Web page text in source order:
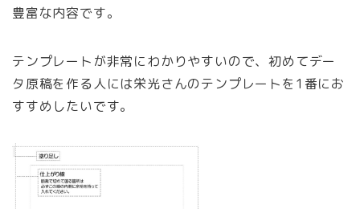
豊富な内容です。
テンプレートが非常にわかりやすいので、初めてデー
タ原稿を作る人には栄光さんのテンプレートを1番にお
すすめしたいです。